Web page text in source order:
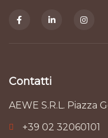
Contatti
AEWE S.R.L. Piazza
+39 02 32060101